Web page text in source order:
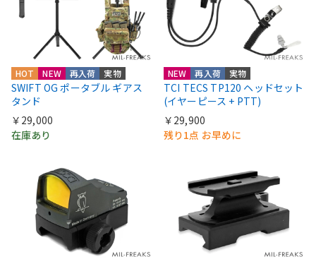
HOT NEW 再入荷 実物
SWIFT OG ポータブル ギアス
タンド
￥29,000
在庫あり
NEW 再入荷 実物
TCI TECS TP120 ヘッドセット
(イヤーピース + PTT)
￥29,900
残り1点 お早めに